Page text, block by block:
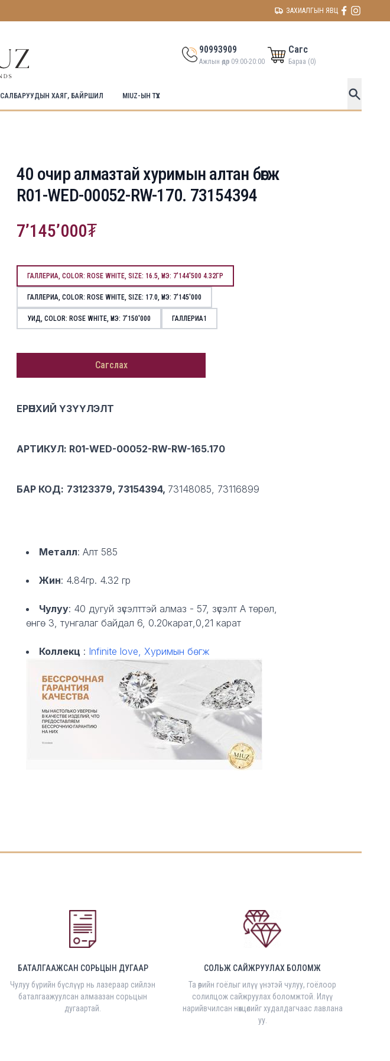
ЗАХИАЛГЫН ЯВЦ
90993909
Ажлын өдөр 09:00-20:00
Сагс
Бараа (0)
САЛБАРУУДЫН ХАЯГ, БАЙРШИЛ MIUZ-ЫН ТҮҮХ
40 очир алмазтай хуримын алтан бөгж
R01-WED-00052-RW-170. 73154394
Product information
7’145’000
ГАЛЛЕРИА, COLOR: ROSE WHITE, SIZE: 16.5, ҮНЭ: 7'144'500 4.32ГР
ГАЛЛЕРИА, COLOR: ROSE WHITE, SIZE: 17.0, ҮНЭ: 7'145'000
УИД, COLOR: ROSE WHITE, ҮНЭ: 7'150'000 ГАЛЛЕРИА1
Сагслах
Description
ЕРӨНХИЙ ҮЗҮҮЛЭЛТ
АРТИКУЛ: R01-WED-00052-RW-RW-165.170
БАР КОД: 73123379, 73154394, 73148085, 73116899
Металл: Алт 585
Жин: 4.84гр. 4.32 гр
Чулуу: 40 дугуй зүсэлттэй алмаз - 57, зүсэлт А төрөл,
өнгө 3, тунгалаг байдал 6, 0.20карат,0,21 карат
Коллекц : Infinite love, Хуримын бөгж
БАТАЛГААЖСАН СОРЬЦЫН ДУГААР
Чулуу бүрийн бүслүүр нь лазераар сийлэн
баталгаажуулсан алмаазан сорьцын
дугаартай.
СОЛЬЖ САЙЖРУУЛАХ БОЛОМЖ
Та өөрийн гоёлыг илүү үнэтэй чулуу, гоёлоор
солилцож сайжруулах боломжтой. Илүү
нарийвчилсан нөхцөлийг худалдагчаас лавлана
уу.